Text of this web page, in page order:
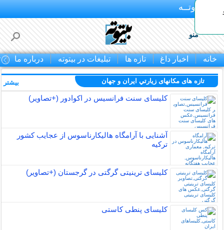
بـیتوتــه
منو
خانه اخبار داغ تازه ها تبلیغات در بیتوته درباره ما
تازه های مکانهای زيارتي ايران و جهان
کلیسای سنت فرانسیس در اکوادور (+تصاویر)
آشنایی با آرامگاه هالیکارناسوس از عجایب کشور
ترکیه
کلیسای ترینیتی گرگتی در گرجستان (+تصاویر)
کلیسای پنطی کاستی
بیشتر